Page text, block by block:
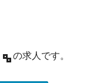
の求人です。